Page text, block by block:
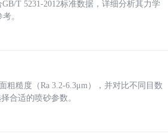
T 5231-2012标准数据，详细分析其力学
。
糙度（Ra 3.2-6.3μm），并对比不同目数
合适的喷砂参数。